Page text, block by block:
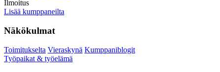
Ilmoitus
Lisää kumppaneilta
Näkökulmat
Toimitukselta Vieraskynä Kumppaniblogit
Työpaikat & työelämä